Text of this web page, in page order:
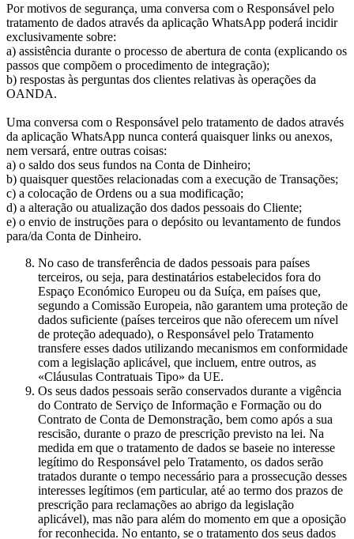
Por motivos de segurança, uma conversa com o Responsável pelo
tratamento de dados através da aplicação WhatsApp poderá incidir
exclusivamente sobre:
a) assistência durante o processo de abertura de conta (explicando os
passos que compõem o procedimento de integração);
b) respostas às perguntas dos clientes relativas às operações da
OANDA.
Uma conversa com o Responsável pelo tratamento de dados através
da aplicação WhatsApp nunca conterá quaisquer links ou anexos,
nem versará, entre outras coisas:
a) o saldo dos seus fundos na Conta de Dinheiro;
b) quaisquer questões relacionadas com a execução de Transações;
c) a colocação de Ordens ou a sua modificação;
d) a alteração ou atualização dos dados pessoais do Cliente;
e) o envio de instruções para o depósito ou levantamento de fundos
para/da Conta de Dinheiro.
No caso de transferência de dados pessoais para países
terceiros, ou seja, para destinatários estabelecidos fora do
Espaço Económico Europeu ou da Suíça, em países que,
segundo a Comissão Europeia, não garantem uma proteção de
dados suficiente (países terceiros que não oferecem um nível
de proteção adequado), o Responsável pelo Tratamento
transfere esses dados utilizando mecanismos em conformidade
com a legislação aplicável, que incluem, entre outros, as
«Cláusulas Contratuais Tipo» da UE.
Os seus dados pessoais serão conservados durante a vigência
do Contrato de Serviço de Informação e Formação ou do
Contrato de Conta de Demonstração, bem como após a sua
rescisão, durante o prazo de prescrição previsto na lei. Na
medida em que o tratamento de dados se baseie no interesse
legítimo do Responsável pelo Tratamento, os dados serão
tratados durante o tempo necessário para a prossecução desses
interesses legítimos (em particular, até ao termo dos prazos de
prescrição para reclamações ao abrigo da legislação
aplicável), mas não para além do momento em que a oposição
for reconhecida. No entanto, se o tratamento dos seus dados